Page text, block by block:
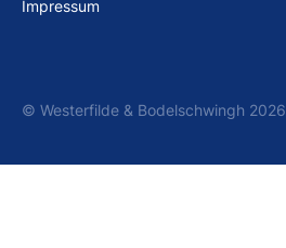
Impressum
© Westerfilde & Bodelschwingh 2026